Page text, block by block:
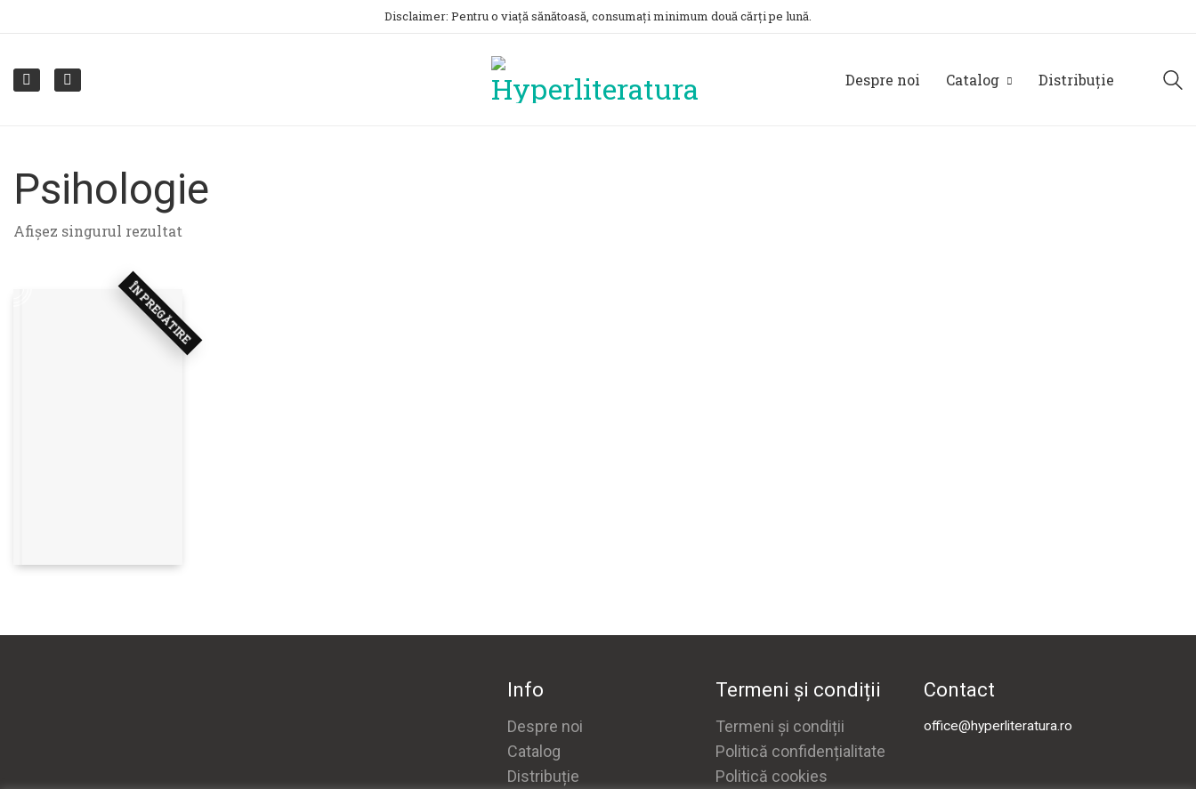
Disclaimer: Pentru o viață sănătoasă, consumați minimum două cărți pe lună.
Despre noi Catalog Distribuție
Psihologie
Afișez singurul rezultat
ÎN PREGĂTIRE
Info
Despre noi
Catalog
Distribuție
Termeni și condiții
Termeni și condiții
Politică confidențialitate
Politică cookies
Contact
office@hyperliteratura.ro